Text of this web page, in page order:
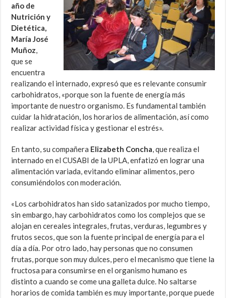
año de
Nutrición y
Dietética,
María José
Muñoz,
que se
encuentra
realizando el internado, expresó que es relevante consumir
carbohidratos, «porque son la fuente de energía más
importante de nuestro organismo. Es fundamental también
cuidar la hidratación, los horarios de alimentación, así como
realizar actividad física y gestionar el estrés».
En tanto, su compañera Elizabeth Concha, que realiza el
internado en el CUSABI de la UPLA, enfatizó en lograr una
alimentación variada, evitando eliminar alimentos, pero
consumiéndolos con moderación.
«Los carbohidratos han sido satanizados por mucho tiempo,
sin embargo, hay carbohidratos como los complejos que se
alojan en cereales integrales, frutas, verduras, legumbres y
frutos secos, que son la fuente principal de energía para el
día a día. Por otro lado, hay personas que no consumen
frutas, porque son muy dulces, pero el mecanismo que tiene la
fructosa para consumirse en el organismo humano es
distinto a cuando se come una galleta dulce. No saltarse
horarios de comida también es muy importante, porque puede